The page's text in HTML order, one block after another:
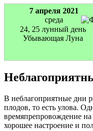
7 апреля 2021
среда
24, 25 лунный день
Убывающая Луна
В неблагоприятные дни
плодов, то есть улова.
времяпрепровождение на
хорошее настроение и